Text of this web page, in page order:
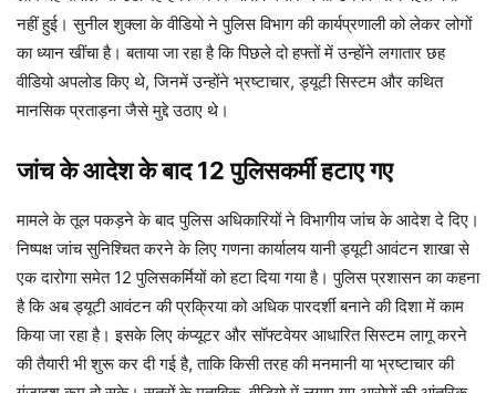
नहीं हुई। सुनील शुक्ला के वीडियो ने पुलिस विभाग की कार्यप्रणाली को लेकर लोगों
का ध्यान खींचा है। बताया जा रहा है कि पिछले दो हफ्तों में उन्होंने लगातार छह
वीडियो अपलोड किए थे, जिनमें उन्होंने भ्रष्टाचार, ड्यूटी सिस्टम और कथित
मानसिक प्रताड़ना जैसे मुद्दे उठाए थे।
जांच के आदेश के बाद 12 पुलिसकर्मी हटाए गए
मामले के तूल पकड़ने के बाद पुलिस अधिकारियों ने विभागीय जांच के आदेश दे दिए।
निष्पक्ष जांच सुनिश्चित करने के लिए गणना कार्यालय यानी ड्यूटी आवंटन शाखा से
एक दारोगा समेत 12 पुलिसकर्मियों को हटा दिया गया है। पुलिस प्रशासन का कहना
है कि अब ड्यूटी आवंटन की प्रक्रिया को अधिक पारदर्शी बनाने की दिशा में काम
किया जा रहा है। इसके लिए कंप्यूटर और सॉफ्टवेयर आधारित सिस्टम लागू करने
की तैयारी भी शुरू कर दी गई है, ताकि किसी तरह की मनमानी या भ्रष्टाचार की